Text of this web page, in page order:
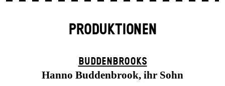
PRODUKTIONEN
BUDDENBROOKS
Hanno Buddenbrook, ihr Sohn